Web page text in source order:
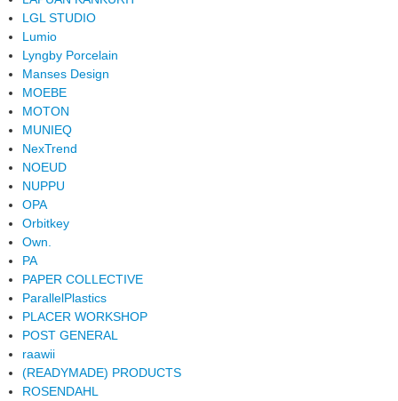
LGL STUDIO
Lumio
Lyngby Porcelain
Manses Design
MOEBE
MOTON
MUNIEQ
NexTrend
NOEUD
NUPPU
OPA
Orbitkey
Own.
PA
PAPER COLLECTIVE
ParallelPlastics
PLACER WORKSHOP
POST GENERAL
raawii
(READYMADE) PRODUCTS
ROSENDAHL